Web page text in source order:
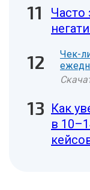
Часто
Чек-
Как
в